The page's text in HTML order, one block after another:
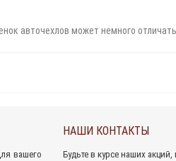
авточехлов может немного
вашего
НАШИ КОНТАКТЫ
Будьте в курсе наших